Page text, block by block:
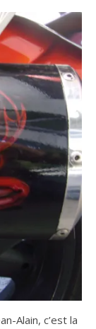
Alain, c’est la